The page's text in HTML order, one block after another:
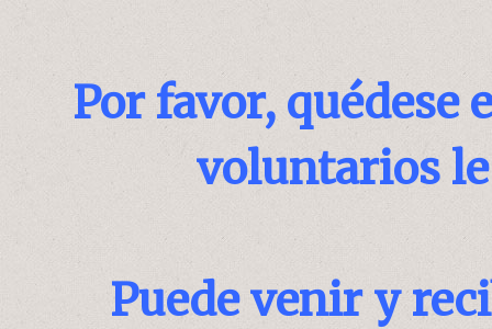
Por favor, quédese
voluntarios
Puede venir y